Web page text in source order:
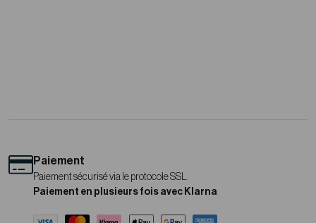
Paiement
Paiement sécurisé via le protocole SSL.
Paiement en plusieurs fois avec Klarna